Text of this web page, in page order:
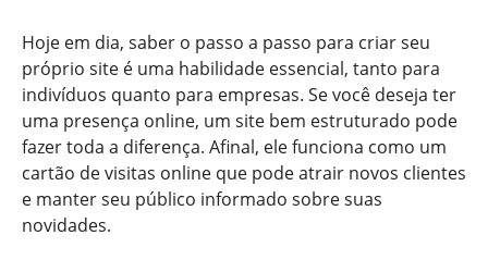
Hoje em dia, saber o passo a passo para criar seu
próprio site é uma habilidade essencial, tanto para
indivíduos quanto para empresas. Se você deseja ter
uma presença online, um site bem estruturado pode
fazer toda a diferença. Afinal, ele funciona como um
cartão de visitas online que pode atrair novos clientes
e manter seu público informado sobre suas
novidades.